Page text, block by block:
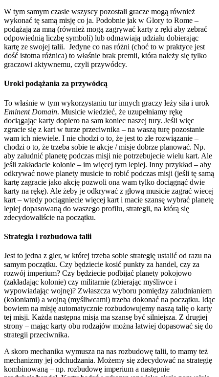
W tym samym czasie wszyscy pozostali gracze mogą również
wykonać tę samą misję co ja. Podobnie jak w Glory to Rome –
podążają za mną (również mogą zagrywać karty z ręki aby zebrać
odpowiednią liczbę symboli) lub odmawiają udziału dobierając
kartę ze swojej talii. Jedyne co nas różni (choć to w praktyce jest
dość istotna różnica) to właśnie brak premii, która należy się tylko
graczowi aktywnemu, czyli przywódcy.
Uroki podążania za przywódcą
To właśnie w tym wykorzystaniu tur innych graczy leży siła i urok
Eminent Domain. Musicie wiedzieć, że uzupełniamy rękę
dociągając karty dopiero na sam koniec naszej tury. Jeśli więc
zgracie się z kart w turze przeciwnika – na waszą turę pozostanie
wam ich niewiele. I nie chodzi o to, że jest to złe rozwiązanie –
chodzi o to, że trzeba sobie te akcje / misje dobrze planować. Np.
aby zaludnić planetę podczas misji nie potrzebujecie wielu kart. Ale
jeśli zakładacie kolonie – im więcej tym lepiej. Inny przykład – aby
odkrywać nowe planety musicie to robić podczas misji (jeśli tę samą
kartę zagracie jako akcję pozwoli ona wam tylko dociągnąć dwie
karty na rękę). Ale żeby je odkrywać z głową musicie zagrać wiecej
kart – wtedy pociągniecie więcej kart i macie szansę wybrać planetę
lepiej dopasowaną do waszego profilu, strategii, na którą się
zdecydowaliście na początku.
Strategia i rozbudowa talii
Jest to jedna z gier, w której trzeba sobie strategię ustalić od razu na
samym początku. Czy będziecie kosić punkty za handel, czy za
rozwój imperium? Czy będziecie podbijać planety pokojowo
(zakładając kolonie) czy militarnie (zbierając myśliwce i
wypowiadając wojnę)? Zwłaszcza wyboru pomiędzy zaludnianiem
(koloniami) a wojną (myśliwcami) trzeba dokonać na początku. Idąc
bowiem na misję automatycznie rozbudowujemy naszą talię o karty
tej misji. Każda następna misja ma szansę być silniejsza. Z drugiej
strony – mając karty obu rodzajów można łatwiej dopasować się do
strategii przeciwnika.
A skoro mechanika wymusza na nas rozbudowę talii, to mamy też
mechanizmy jej odchudzania. Możemy się zdecydować na strategię
kombinowaną – np. rozbudowę imperium a następnie